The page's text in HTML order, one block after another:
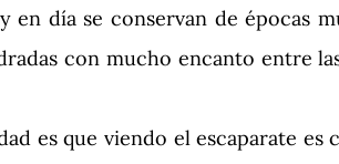
día se conservan de épocas
con mucho encanto entre
es que viendo el escaparate es